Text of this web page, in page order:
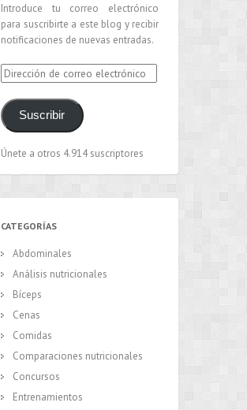
Introduce tu correo electrónico
para suscribirte a este blog y recibir
notificaciones de nuevas entradas.
Dirección
de
correo
electrónico
Suscribir
Únete a otros 4.914 suscriptores
CATEGORÍAS
Abdominales
Análisis nutricionales
Bíceps
Cenas
Comidas
Comparaciones nutricionales
Concursos
Entrenamientos